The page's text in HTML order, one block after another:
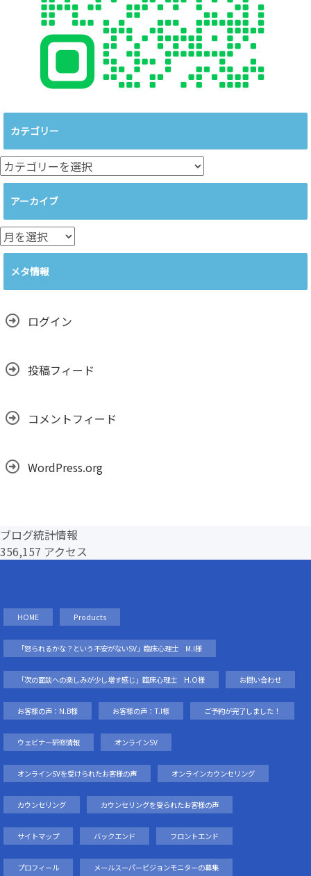
カテゴリー
カ
テ
ー
アーカイブ
ア
ー
メタ情報
ログイン
投稿フィード
コメントフィード
WordPress.org
ブログ統計情報
356,157 アクセス
HOME Products
「怒られるかな？という不安がないSV」臨床心理士 M.I様
「次の面談への楽しみが少し増す感じ」臨床心理士 H.O様 お問い合わせ
お客様の声：N.B様 お客様の声：T.I様 ご予約が完了しました！
ウェビナー研修情報 オンラインSV
オンラインSVを受けられたお客様の声 オンラインカウンセリング
カウンセリング カウンセリングを受られたお客様の声
サイトマップ バックエンド フロントエンド
プロフィール メールスーパービジョンモニターの募集